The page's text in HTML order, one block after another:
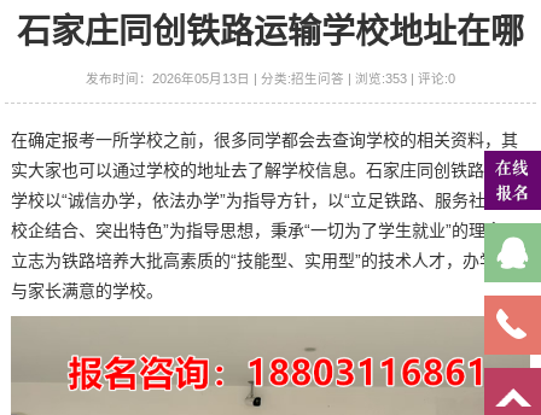
业
新
资
讯
联
系
方
式
在
线
报
名
石家庄同创铁路运输学校地址在哪
发布时间：2026年05月13日 | 分类:招生问答 | 浏览:353 | 评论:0
在确定报考一所学校之前，很多同学都会去查询学校的相关资料，其
实大家也可以通过学校的地址去了解学校信息。石家庄同创铁路运输
学校以“诚信办学，依法办学”为指导方针，以“立足铁路、服务社会、
校企结合、突出特色”为指导思想，秉承“一切为了学生就业”的理念。
立志为铁路培养大批高素质的“技能型、实用型”的技术人才，办学生
与家长满意的学校。